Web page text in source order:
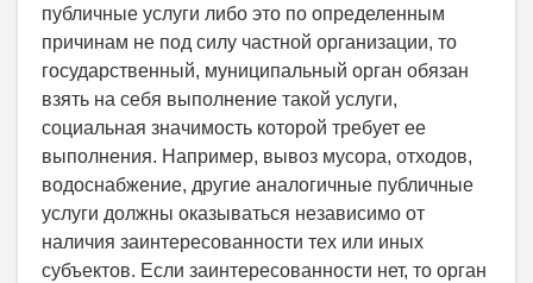
публичные услуги либо это по определенным
причинам не под силу частной организации, то
государственный, муниципальный орган обязан
взять на себя выполнение такой услуги,
социальная значимость которой требует ее
выполнения. Например, вывоз мусора, отходов,
водоснабжение, другие аналогичные публичные
услуги должны оказываться независимо от
наличия заинтересованности тех или иных
субъектов. Если заинтересованности нет, то орган